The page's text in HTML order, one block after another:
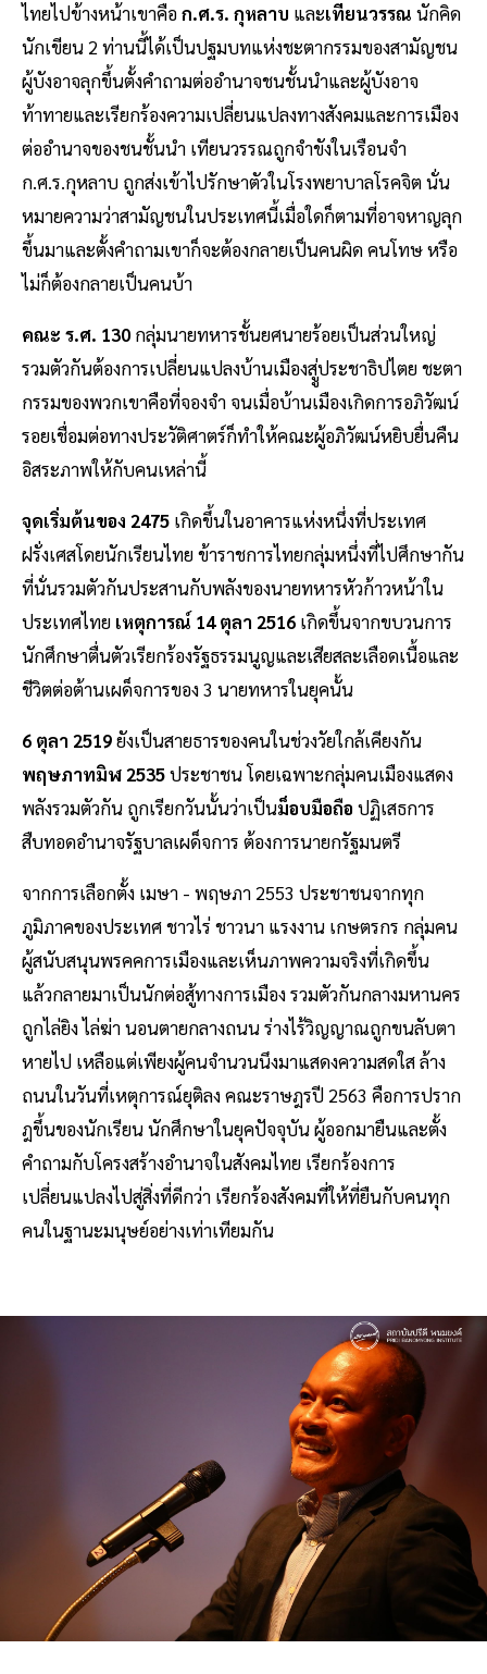
ไทยไปข้างหน้าเขาคือก.ศ.ร. กุหลาบ และเทียนวรรณ นักคิด
นักเขียน 2 ท่านนี้ได้เป็นปฐมบทแห่งชะตากรรมของสามัญชน
ผู้บังอาจลุกขึ้นตั้งคำถามต่ออำนาจชนชั้นนำและผู้บังอาจ
ท้าทายและเรียกร้องความเปลี่ยนแปลงทางสังคมและการเมือง
ต่ออำนาจของชนชั้นนำ เทียนวรรณถูกจำขังในเรือนจำ
ก.ศ.ร.กุหลาบ ถูกส่งเข้าไปรักษาตัวในโรงพยาบาลโรคจิต นั่น
หมายความว่าสามัญชนในประเทศนี้เมื่อใดก็ตามที่อาจหาญลุก
ขึ้นมาและตั้งคำถามเขาก็จะต้องกลายเป็นคนผิด คนโทษ หรือ
ไม่ก็ต้องกลายเป็นคนบ้า
คณะ ร.ศ. 130 กลุ่มนายทหารชั้นยศนายร้อยเป็นส่วนใหญ่
รวมตัวกันต้องการเปลี่ยนแปลงบ้านเมืองสูู่ประชาธิปไตย ชะตา
กรรมของพวกเขาคือที่จองจำ จนเมื่อบ้านเมืองเกิดการอภิวัฒน์
รอยเชื่อมต่อทางประวัติศาตร์ก็ทำให้คณะผู้อภิวัฒน์หยิบยื่นคืน
อิสระภาพให้กับคนเหล่านี้
จุดเริ่มต้นของ 2475 เกิดขึ้นในอาคารแห่งหนึ่งที่ประเทศ
ฝรั่งเศสโดยนักเรียนไทย ข้าราชการไทยกลุ่มหนึ่งที่ไปศึกษากัน
ที่นั่นรวมตัวกันประสานกับพลังของนายทหารหัวก้าวหน้าใน
ประเทศไทย เหตุการณ์ 14 ตุลา 2516 เกิดขึ้นจากขบวนการ
นักศึกษาตื่นตัวเรียกร้องรัฐธรรมนูญและเสียสละเลือดเนื้อและ
ชีวิตต่อต้านเผด็จการของ 3 นายทหารในยุคนั้น
6 ตุลา 2519ยังเป็นสายธารของคนในช่วงวัยใกล้เคียงกัน
พฤษภาทมิฬ 2535ประชาชน โดยเฉพาะกลุ่มคนเมืองแสดง
พลังรวมตัวกัน ถูกเรียกวันนั้นว่าเป็นม็อบมือถือ ปฏิเสธการ
สืบทอดอำนาจรัฐบาลเผด็จการ ต้องการนายกรัฐมนตรี
จากการเลือกตั้ง เมษา - พฤษภา 2553 ประชาชนจากทุก
ภูมิภาคของประเทศ ชาวไร่ ชาวนา แรงงาน เกษตรกร กลุ่มคน
ผู้สนับสนุนพรคคการเมืองและเห็นภาพความจริงที่เกิดขึ้น
แล้วกลายมาเป็นนักต่อสู้ทางการเมือง รวมตัวกันกลางมหานคร
ถูกไล่ยิง ไล่ฆ่า นอนตายกลางถนน ร่างไร้วิญญาณถูกขนลับตา
หายไป เหลือแต่เพียงผู้คนจำนวนนึงมาแสดงความสดใส ล้าง
ถนนในวันที่เหตุการณ์ยุติลง คณะราษฎรปี 2563 คือการปราก
ฎขึ้นของนักเรียน นักศึกษาในยุคปัจจุบัน ผู้ออกมายืนและตั้ง
คำถามกับโครงสร้างอำนาจในสังคมไทย เรียกร้องการ
เปลี่ยนแปลงไปสู่สิ่งที่ดีกว่า เรียกร้องสังคมที่ให้ที่ยืนกับคนทุก
คนในฐานะมนุษย์อย่างเท่าเทียมกัน